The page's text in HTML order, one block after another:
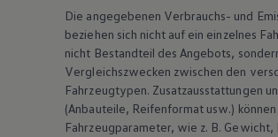
Die angegebenen Verbrauchs- und
beziehen sich nicht auf ein einzelnes
nicht Bestandteil des Angebots,
Vergleichszwecken zwischen den
Fahrzeugtypen. Zusatzausstattungen
(Anbauteile, Reifenformat usw.)
Fahrzeugparameter, wie z. B. Gewicht,